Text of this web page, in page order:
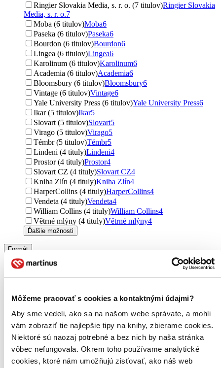
Môžeme pracovať s cookies a kontaktnými údajmi?
Aby sme vedeli, ako sa na našom webe správate, a mohli
vám zobraziť tie najlepšie tipy na knihy, zbierame cookies.
Niektoré sú naozaj potrebné a bez nich by naša stránka
vôbec nefungovala. Okrem toho používame analytické
cookies, ktoré nám umožňujú zisťovať, ako náš web
Ringier Slovakia Media, s. r. o. (7 titulov)Ringier Slovakia
Media, s. r. o.7
Moba (6 titulov)Moba6
Paseka (6 titulov)Paseka6
Bourdon (6 titulov)Bourdon6
Lingea (6 titulov)Lingea6
Karolinum (6 titulov)Karolinum6
Academia (6 titulov)Academia6
Bloomsbury (6 titulov)Bloomsbury6
Vintage (6 titulov)Vintage6
Yale University Press (6 titulov)Yale University Press6
Ikar (5 titulov)Ikar5
Slovart (5 titulov)Slovart5
Virago (5 titulov)Virago5
Témbr (5 titulov)Témbr5
Lindeni (4 tituly)Lindeni4
Prostor (4 tituly)Prostor4
Slovart CZ (4 tituly)Slovart CZ4
Kniha Zlín (4 tituly)Kniha Zlín4
HarperCollins (4 tituly)HarperCollins4
Vendeta (4 tituly)Vendeta4
William Collins (4 tituly)William Collins4
Větrné mlýny (4 tituly)Větrné mlýny4
Ďalšie možnosti
Formát
E-kniha: EPUB (75 titulov)
75
E-kniha: PDF (65 titulov)E-kniha: PDF65
E-kniha: EPUB (Adobe DRM) (4 tituly)E-kniha: EPUB
Audiokniha: CD (3 tituly)Audiokniha: CD3
Ďalšie možnosti
Zúžiť výber